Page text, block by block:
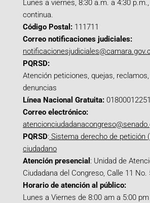
Lunes a viernes, 8:30 a.m. a 4:30
continua.
Código Postal: 111711
Correo notificaciones judiciales:
PQRSD:
Atención peticiones, quejas,
denuncias
Línea Nacional Gratuita:
Correo electrónico:
PQRSD: Sistema derecho de petición
ciudadano
Atención presencial : Unidad de
Ciudadana del Congreso, Calle 11
Horario de atención al público:
Lunes a Viernes de 8:00 am a 5:00 pm